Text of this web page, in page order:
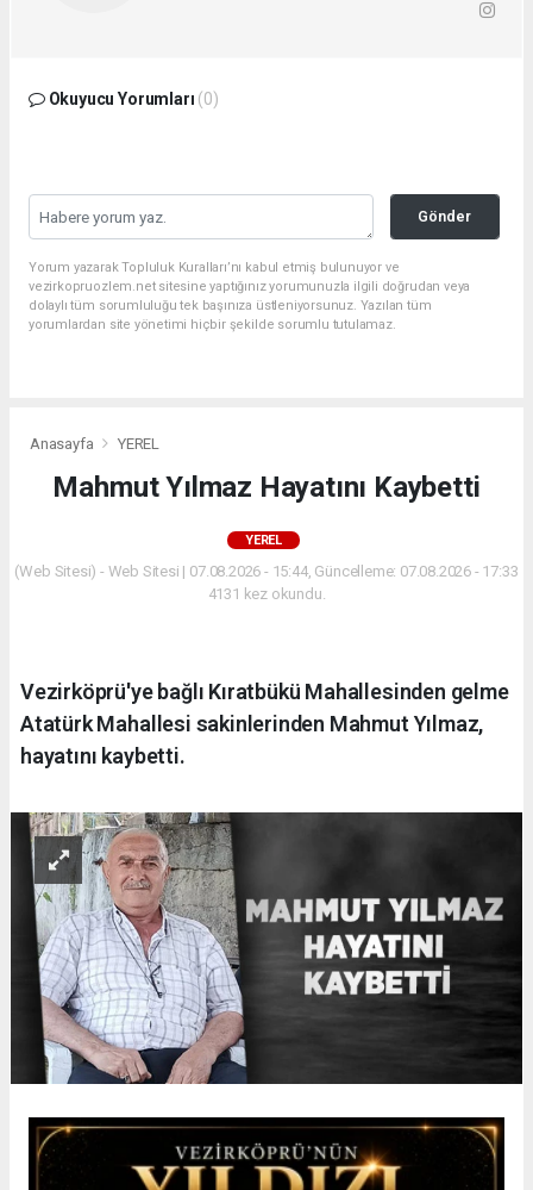
Okuyucu Yorumları (0)
Gönder
Yorum yazarak Topluluk Kuralları’nı kabul etmiş bulunuyor ve
vezirkopruozlem.net sitesine yaptığınız yorumunuzla ilgili doğrudan veya
dolaylı tüm sorumluluğu tek başınıza üstleniyorsunuz. Yazılan tüm
yorumlardan site yönetimi hiçbir şekilde sorumlu tutulamaz.
Anasayfa YEREL
Mahmut Yılmaz Hayatını Kaybetti
YEREL
(Web Sitesi) - Web Sitesi | 07.08.2026 - 15:44, Güncelleme: 07.08.2026 - 17:33
4131 kez okundu.
Vezirköprü'ye bağlı Kıratbükü Mahallesinden gelme
Atatürk Mahallesi sakinlerinden Mahmut Yılmaz,
hayatını kaybetti.